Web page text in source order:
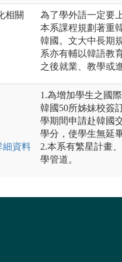
相關
為了學外語一定要
本系課程規劃著重
韓國。文大中長期
系亦有輔以韓語教
之後就業、教學或
細資料
1.為增加學生之國
韓國50所姊妹校簽
學期間申請赴韓國
學分，使學生無延
2.本系有繁星計畫
學管道。